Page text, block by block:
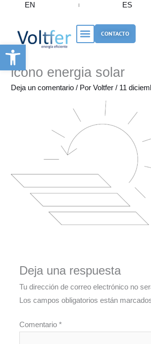
Abrir barra de herramientas
contenido
EN ES
CONTACTO
icono energia solar
Deja un comentario / PorVoltfer/ 11
Deja una respuesta
Tu dirección de correo electrónico no
Los campos obligatorios están
Comentario*